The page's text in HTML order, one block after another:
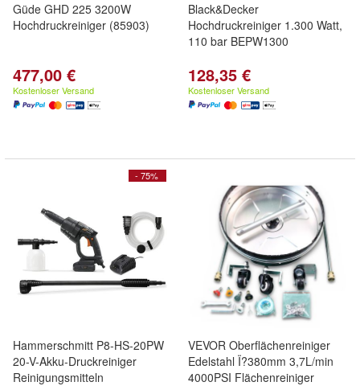
Güde GHD 225 3200W
Hochdruckreiniger (85903)
477,00 €
Kostenloser Versand
Black&Decker
Hochdruckreiniger 1.300 Watt,
110 bar BEPW1300
128,35 €
Kostenloser Versand
- 75%
Hammerschmitt P8-HS-20PW
20-V-Akku-Druckreiniger
Reinigungsmitteln
VEVOR Oberflächenreiniger
Edelstahl Ï?380mm 3,7L/min
4000PSI Flächenreiniger